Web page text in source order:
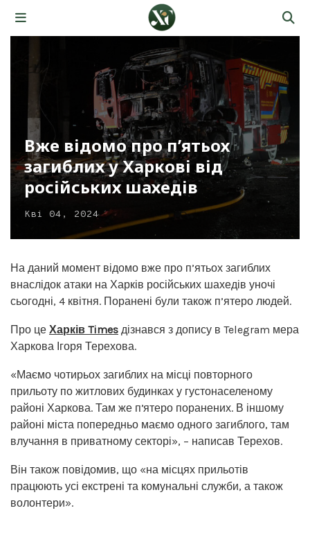
Вже відомо про п’ятьох
загиблих у Харкові від
російських шахедів
Кві 04, 2024
На даний момент відомо вже про п’ятьох загиблих
внаслідок атаки на Харків російських шахедів уночі
сьогодні, 4 квітня. Поранені були також п’ятеро людей.
Про це Харків Times дізнався з допису в Telegram мера
Харкова Ігоря Терехова.
«Маємо чотирьох загиблих на місці повторного
прильоту по житлових будинках у густонаселеному
районі Харкова. Там же пʼятеро поранених. В іншому
районі міста попередньо маємо одного загиблого, там
влучання в приватному секторі», – написав Терехов.
Він також повідомив, що «на місцях прильотів
працюють усі екстрені та комунальні служби, а також
волонтери».